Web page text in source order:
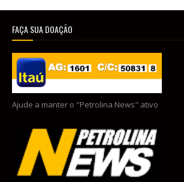
FAÇA SUA DOAÇÃO
Ajude a manter o "Petrolina News" ativo